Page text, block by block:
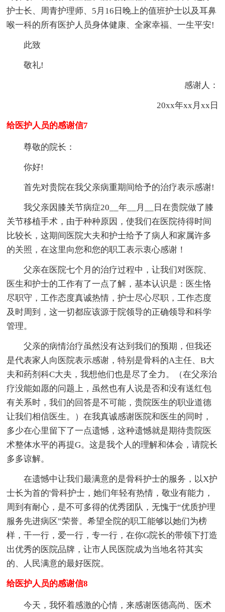
护士长、周青护理师、5月16日晚上的值班护士以及耳鼻
喉一科的所有医护人员身体健康、全家幸福、一生平安!
此致
敬礼!
感谢人：
20xx年xx月xx日
给医护人员的感谢信7
尊敬的院长：
你好!
首先对贵院在我父亲病重期间给予的治疗表示感谢!
我父亲因膝关节病症20__年__月__日在贵院做了膝
关节移植手术，由于种种原因，使我们在医院待得时间
比较长，这期间医院大夫和护士给予了病人和家属许多
的关照，在这里向您和您的职工表示衷心感谢！
父亲在医院七个月的治疗过程中，让我们对医院、
医生和护士的工作有了一点了解，基本认识是：医生恪
尽职守，工作态度真诚热情，护士尽心尽职，工作态度
及时周到，这一切都应该源于院领导的正确领导和科学
管理。
父亲的病情治疗虽然没有达到我们的预期，但我还
是代表家人向医院表示感谢，特别是骨科的A主任、B大
夫和药剂科C大夫，我想他们也是尽了全力。（在父亲治
疗没能如愿的问题上，虽然也有人说是否和没有送红包
有关系时，我们的回答是不可能，贵院医生的职业道德
让我们相信医生。）在我真诚感谢医院和医生的同时，
多少在心里留下了一点遗憾，这种遗憾就是期待贵院医
术整体水平的再提G。这是我个人的理解和体会，请院长
多多谅解。
在遗憾中让我们最满意的是骨科护士的服务，以X护
士长为首的'骨科护士，她们年轻有热情，敬业有能力，
周到有耐心，是不可多得的优秀团队，无愧于“优质护理
服务先进病区”荣誉。希望全院的职工能够以她们为榜
样，干一行，爱一行，专一行，在你G院长的带领下打造
出优秀的医院品牌，让市人民医院成为当地名符其实
的、人民满意的最好医院。
给医护人员的感谢信8
今天，我怀着感激的心情，来感谢医德高尚、医术